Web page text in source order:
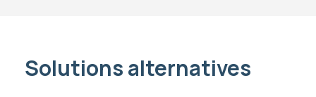
Solutions alternatives